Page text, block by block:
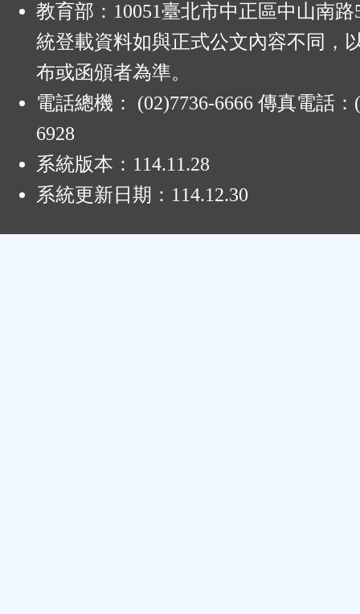
教育部：10051臺北市中正區中山南
統登載資料如與正式公文內容不同，
布或函頒者為準。
電話總機： (02)7736-6666 傳真電話：
6928
系統版本： 114.11.28
系統更新日期： 114.12.30